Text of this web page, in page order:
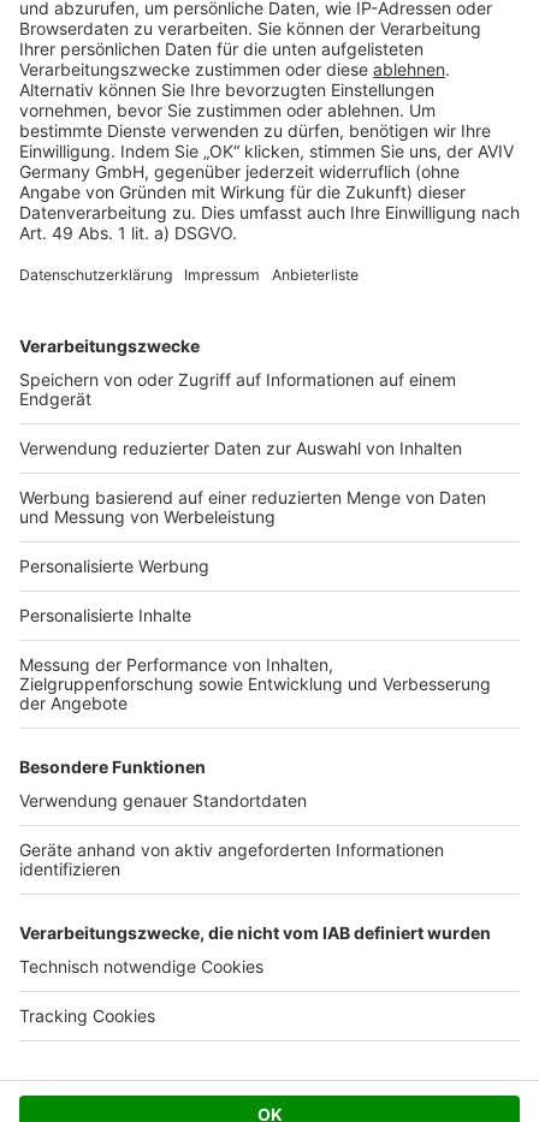
Cookie Einstellungen
Rechtliches
AGB-Übersicht
Datenschutz
Impressum
Services
Bauprojekt-Quiz
Häuser-Suche
Hausanbieter-Suche
Bauprojekt-Profil
Für Unternehmen
Ihre Baufirma auf bauen.de
Kostenloses Infogespräch